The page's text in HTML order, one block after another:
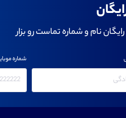
نام و شماره تماست رو بزار
شماره